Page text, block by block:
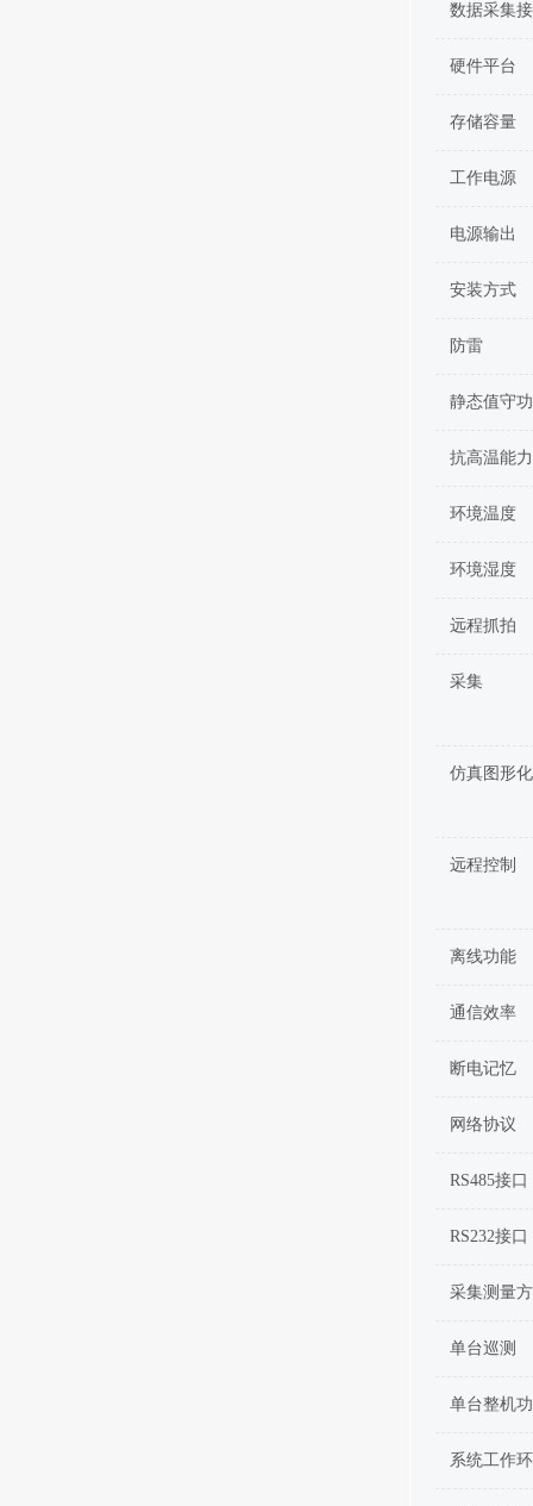
数据采集
硬件平台
存储容量
工作电源
电源输出
安装方式
防雷
静态值守
抗高温能力
环境温度
环境湿度
远程抓拍
采集
仿真图形化
远程控制
离线功能
通信效率
断电记忆
网络协议
RS485接口
RS232接口
采集测量
单台巡测
单台整机
系统工作